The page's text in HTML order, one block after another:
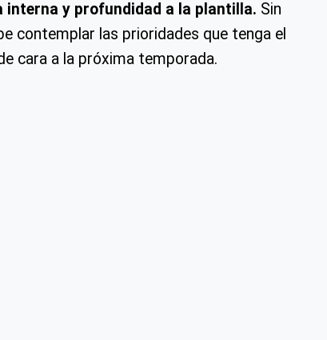
y profundidad a la plantilla. Sin
contemplar las prioridades que tenga el
cara a la próxima temporada.